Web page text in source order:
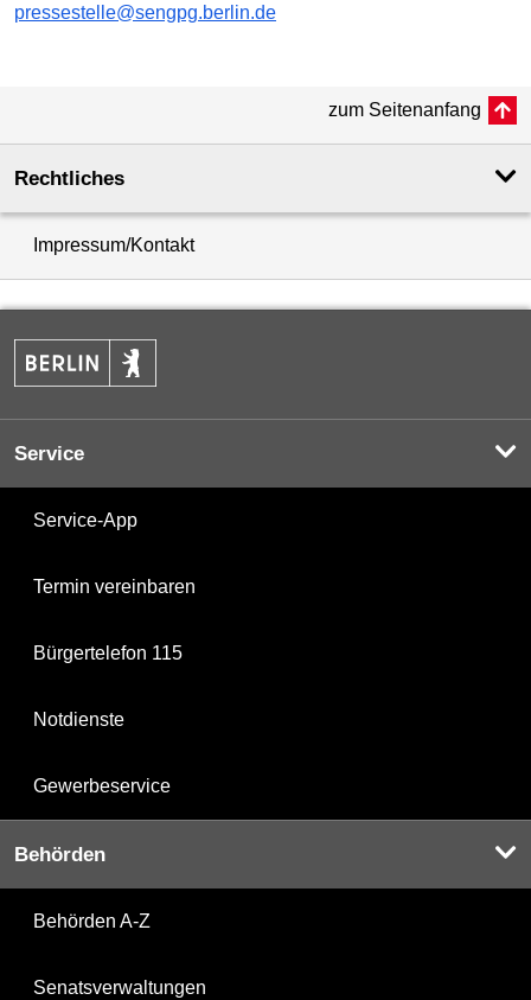
pressestelle@sengpg.berlin.de
zum Seitenanfang
Rechtliches
Impressum/Kontakt
Service
Service-App
Termin vereinbaren
Bürgertelefon 115
Notdienste
Gewerbeservice
Behörden
Behörden A-Z
Senatsverwaltungen